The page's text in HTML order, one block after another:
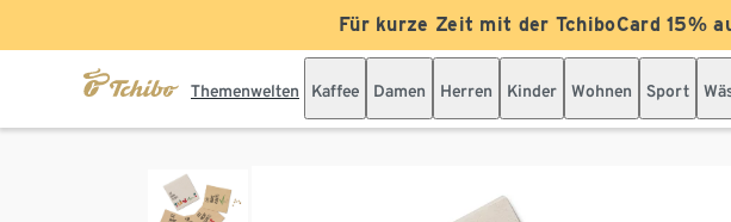
Für kurze Zeit mit der TchiboCard 15%
Themenwelten Kaffee Damen Herren Kinder Wohnen Sport